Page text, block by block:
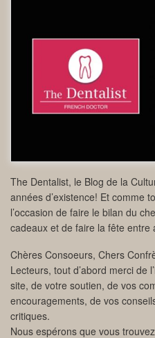
The Dentalist, le Blog de la
années d’existence! Et comme
l’occasion de faire le bilan du
cadeaux et de faire la fête entre
Chères Consoeurs, Chers
Lecteurs, tout d’abord merci de
site, de votre soutien, de vos
encouragements, de vos
critiques.
Nous espérons que vous